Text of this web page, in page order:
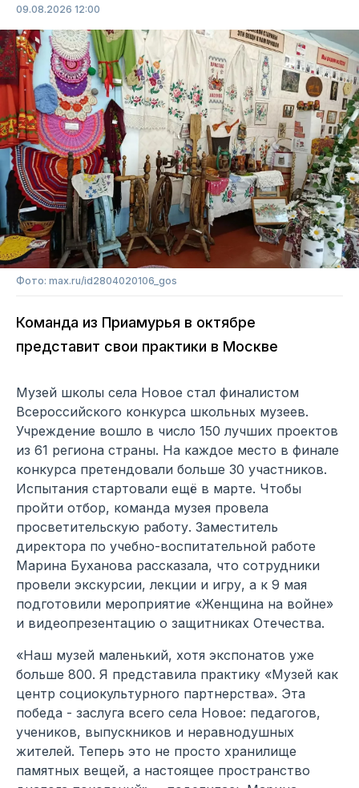
09.08.2026 12:00
Фото: max.ru/id2804020106_gos
Команда из Приамурья в октябре
представит свои практики в Москве
Музей школы села Новое стал финалистом
Всероссийского конкурса школьных музеев.
Учреждение вошло в число 150 лучших проектов
из 61 региона страны. На каждое место в финале
конкурса претендовали больше 30 участников.
Испытания стартовали ещё в марте. Чтобы
пройти отбор, команда музея провела
просветительскую работу. Заместитель
директора по учебно-воспитательной работе
Марина Буханова рассказала, что сотрудники
провели экскурсии, лекции и игру, а к 9 мая
подготовили мероприятие «Женщина на войне»
и видеопрезентацию о защитниках Отечества.
«Наш музей маленький, хотя экспонатов уже
больше 800. Я представила практику «Музей как
центр социокультурного партнерства». Эта
победа - заслуга всего села Новое: педагогов,
учеников, выпускников и неравнодушных
жителей. Теперь это не просто хранилище
памятных вещей, а настоящее пространство